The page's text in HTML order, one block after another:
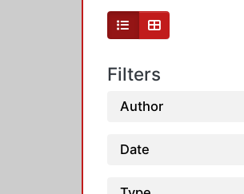
Filters
Author
Date